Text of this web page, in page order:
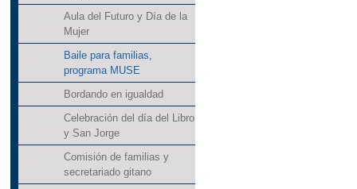
Aula del Futuro y Día de la
Mujer
Baile para familias,
programa MUSE
Bordando en igualdad
Celebración del día del Libro
y San Jorge
Comisión de familias y
secretariado gitano